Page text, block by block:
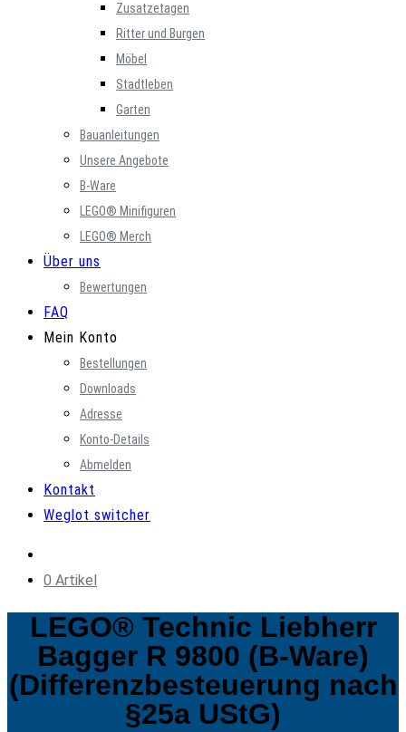
Zusatzetagen
Ritter und Burgen
Möbel
Stadtleben
Garten
Bauanleitungen
Unsere Angebote
B-Ware
LEGO® Minifiguren
LEGO® Merch
Über uns
Bewertungen
FAQ
Mein Konto
Bestellungen
Downloads
Adresse
Konto-Details
Abmelden
Kontakt
Weglot switcher
0 Artikel
LEGO® Technic Liebherr
Bagger R 9800 (B-Ware)
(Differenzbesteuerung nach
§25a UStG)